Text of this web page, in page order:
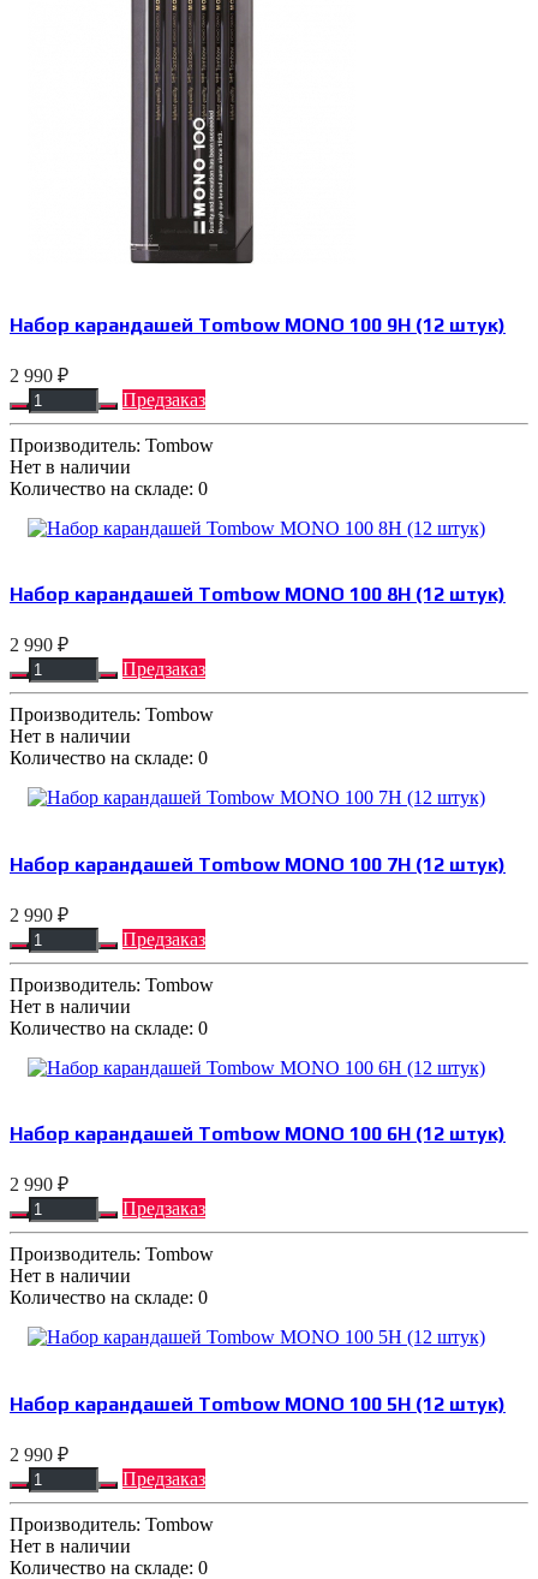
Набор карандашей Tombow MONO 100 9H (12 штук)
2 990 ₽
Предзаказ
Производитель: Tombow
Нет в наличии
Количество на складе: 0
Набор карандашей Tombow MONO 100 8H (12 штук)
2 990 ₽
Предзаказ
Производитель: Tombow
Нет в наличии
Количество на складе: 0
Набор карандашей Tombow MONO 100 7H (12 штук)
2 990 ₽
Предзаказ
Производитель: Tombow
Нет в наличии
Количество на складе: 0
Набор карандашей Tombow MONO 100 6H (12 штук)
2 990 ₽
Предзаказ
Производитель: Tombow
Нет в наличии
Количество на складе: 0
Набор карандашей Tombow MONO 100 5H (12 штук)
2 990 ₽
Предзаказ
Производитель: Tombow
Нет в наличии
Количество на складе: 0